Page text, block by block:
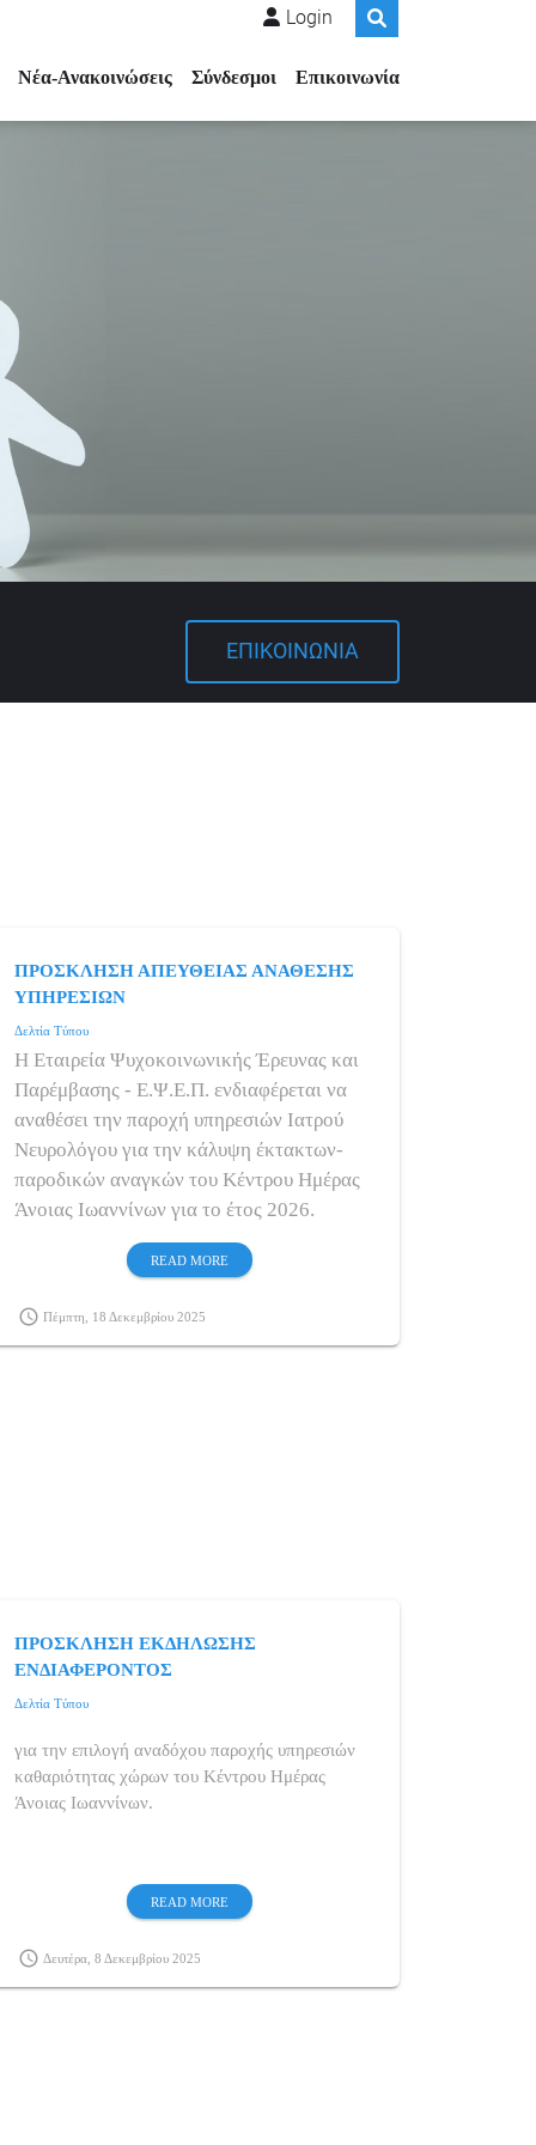
Login
Νέα-Ανακοινώσεις Σύνδεσμοι Επικοινωνία
ΕΠΙΚΟΙΝΩΝΙΑ
ΠΡΟΣΚΛΗΣΗ ΑΠΕΥΘΕΙΑΣ ΑΝΑΘΕΣΗΣ
ΥΠΗΡΕΣΙΩΝ
Δελτία Τύπου
Η Εταιρεία Ψυχοκοινωνικής Έρευνας και
Παρέμβασης - Ε.Ψ.Ε.Π. ενδιαφέρεται να
αναθέσει την παροχή υπηρεσιών Ιατρού
Νευρολόγου για την κάλυψη έκτακτων-
παροδικών αναγκών του Κέντρου Ημέρας
Άνοιας Ιωαννίνων για το έτος 2026.
READ MORE
schedule Πέμπτη, 18 Δεκεμβρίου 2025
ΠΡΟΣΚΛΗΣΗ ΕΚΔΗΛΩΣΗΣ
ΕΝΔΙΑΦΕΡΟΝΤΟΣ
Δελτία Τύπου
για την επιλογή αναδόχου παροχής υπηρεσιών
καθαριότητας χώρων του Κέντρου Ημέρας
Άνοιας Ιωαννίνων.
READ MORE
schedule Δευτέρα, 8 Δεκεμβρίου 2025